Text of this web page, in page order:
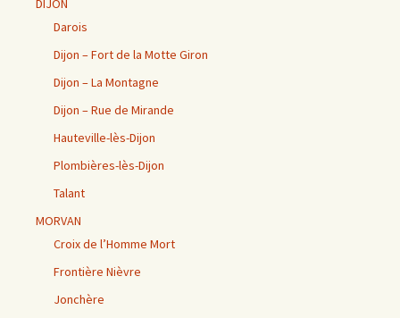
DIJON
Darois
Dijon – Fort de la Motte Giron
Dijon – La Montagne
Dijon – Rue de Mirande
Hauteville-lès-Dijon
Plombières-lès-Dijon
Talant
MORVAN
Croix de l’Homme Mort
Frontière Nièvre
Jonchère